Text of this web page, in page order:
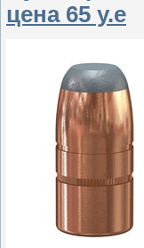
цена 65 у.е